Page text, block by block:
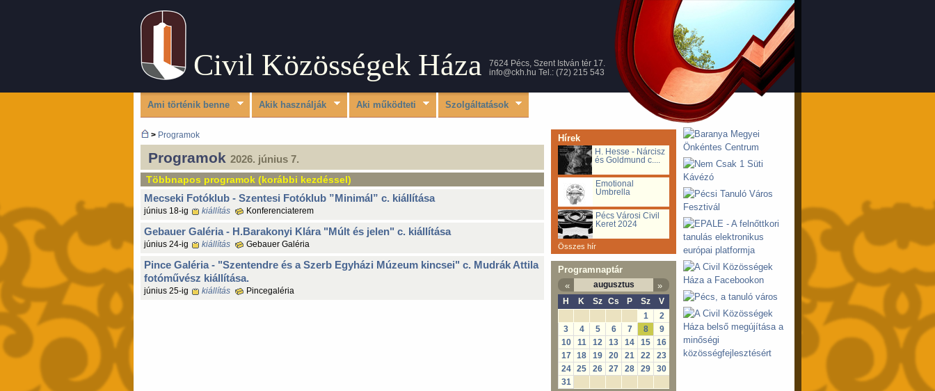
Civil Közösségek Háza
7624 Pécs, Szent István tér 17.
info@ckh.hu Tel.: (72) 215 543
Ami történik benne Akik használják Aki működteti Szolgáltatások
> Programok
Programok 2026. június 7.
Többnapos programok (korábbi kezdéssel)
Mecseki Fotóklub - Szentesi Fotóklub ”Minimál” c. kiállítása
június 18-ig kiállítás Konferenciaterem
Gebauer Galéria - H.Barakonyi Klára "Múlt és jelen" c. kiállítása
június 24-ig kiállítás Gebauer Galéria
Pince Galéria - "Szentendre és a Szerb Egyházi Múzeum kincsei" c. Mudrák Attila
fotóművész kiállítása.
június 25-ig kiállítás Pincegaléria
Hírek
H. Hesse - Nárcisz
és Goldmund c....
Emotional
Umbrella
Művészetterápiás...
Pécs Városi Civil
Keret 2024
Összes hír
Programnaptár
«
augusztus »
H K Sz Cs P Sz
V
1
2
3
4 5 6 7 8
9
10
11 12 13 14 15
16
17
18 19 20 21 22
23
24
25 26 27 28 29
30
31